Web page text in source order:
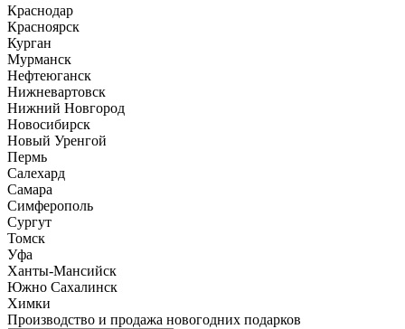
Краснодар
Красноярск
Курган
Мурманск
Нефтеюганск
Нижневартовск
Нижний Новгород
Новосибирск
Новый Уренгой
Пермь
Салехард
Самара
Симферополь
Сургут
Томск
Уфа
Ханты-Мансийск
Южно Сахалинск
Химки
Производство и продажа новогодних подарков